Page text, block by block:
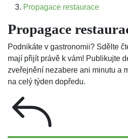
Propagace restaurace
Propagace
Podnikáte v gastronomii? Sdělte
mají přijít právě k vám! Publikujte
zveřejnění nezabere ani minutu a
na celý týden dopředu.